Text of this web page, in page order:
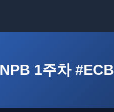
NPB 1주차 #ECB